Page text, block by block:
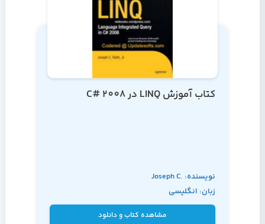
کتاب آموزش LINQ در C# 2008
نویسنده: Joseph C.
Rattz, Jr.
زبان: انگلیسی
مشاهده کتاب و دانلود